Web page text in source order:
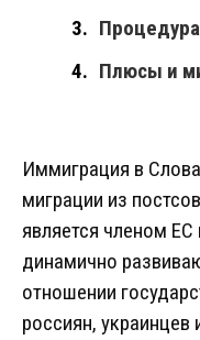
Процедура
Плюсы и
Иммиграция в
миграции из
является членом
динамично
отношении
россиян,